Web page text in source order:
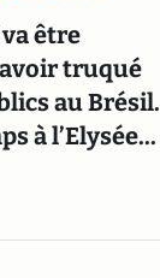
être
truqué
au Brésil.
à l’Elysée...